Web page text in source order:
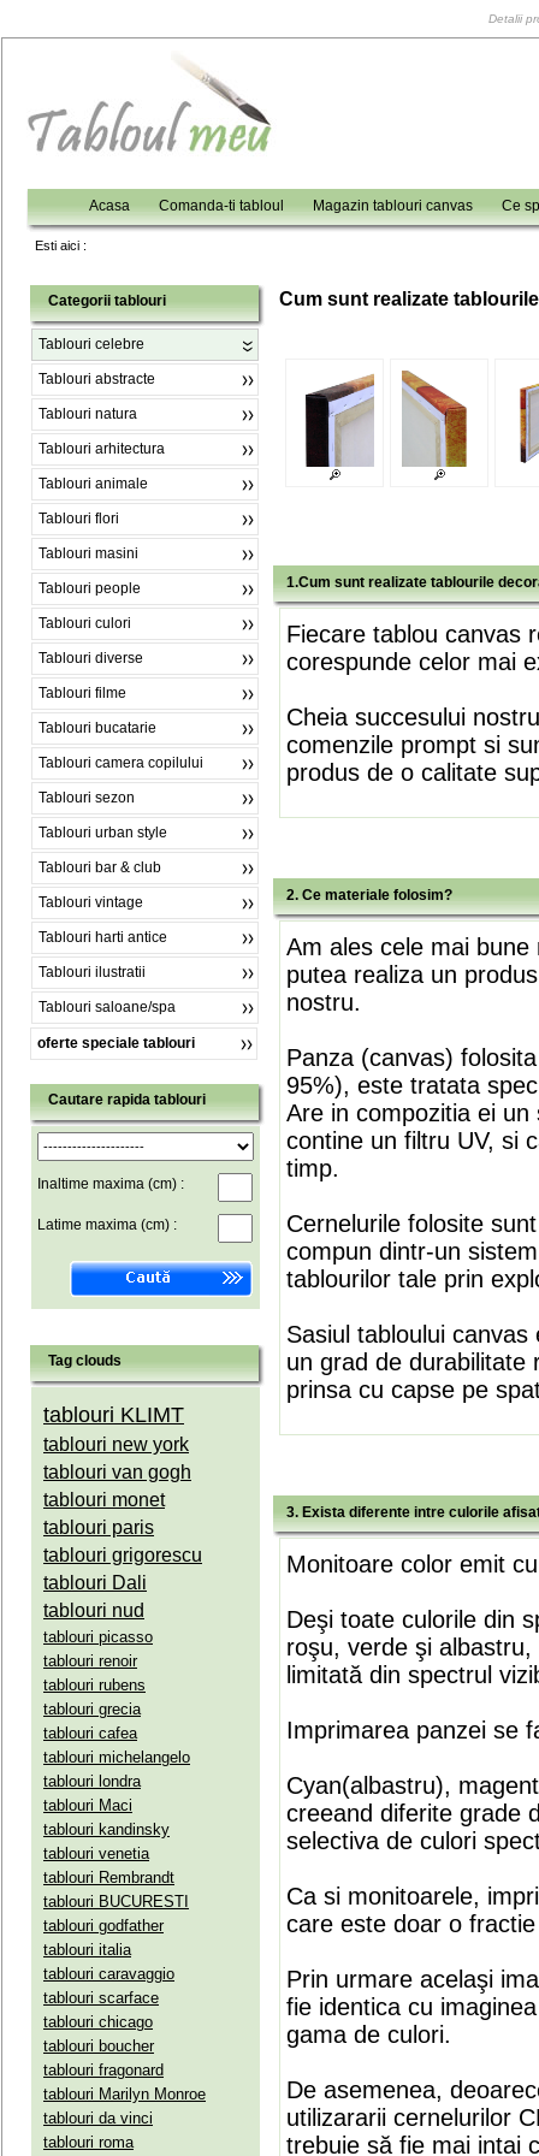
Detalii
Acasa Comanda-ti tabloul Magazin tablouri canvas Ce
Esti aici :
Categorii tablouri
Tablouri celebre
Tablouri abstracte
Tablouri natura
Tablouri arhitectura
Tablouri animale
Tablouri flori
Tablouri masini
Tablouri people
Tablouri culori
Tablouri diverse
Tablouri filme
Tablouri bucatarie
Tablouri camera copilului
Tablouri sezon
Tablouri urban style
Tablouri bar & club
Tablouri vintage
Tablouri harti antice
Tablouri ilustratii
Tablouri saloane/spa
oferte speciale tablouri
Cautare rapida tablouri
Inaltime maxima (cm) :
Latime maxima (cm) :
Tag clouds
tablouri KLIMT
tablouri new york
tablouri van gogh
tablouri monet
tablouri paris
tablouri grigorescu
tablouri Dali
tablouri nud
tablouri picasso
tablouri renoir
tablouri rubens
tablouri grecia
tablouri cafea
tablouri michelangelo
tablouri londra
tablouri Maci
tablouri kandinsky
tablouri venetia
tablouri Rembrandt
tablouri BUCURESTI
tablouri godfather
tablouri italia
tablouri caravaggio
tablouri scarface
tablouri chicago
tablouri boucher
tablouri fragonard
tablouri Marilyn Monroe
tablouri da vinci
tablouri roma
Cum sunt realizate
1.Cum sunt realizate tablourile
Fiecare tablou canvas
corespunde celor mai
Cheia succesului
comenzile prompt si
produs de o calitate
2. Ce materiale folosim?
Am ales cele mai
putea realiza un
nostru.
Panza (canvas)
95%), este tratata
Are in compozitia ei
contine un filtru UV, si
timp.
Cernelurile folosite
compun dintr-un
tablourilor tale prin
Sasiul tabloului
un grad de durabilitate
prinsa cu capse pe
3. Exista diferente intre culorile
Monitoare color emit
Deşi toate culorile din
roşu, verde şi
limitată din spectrul
Imprimarea panzei se
Cyan(albastru),
creeand diferite grade
selectiva de culori
Ca si monitoarele,
care este doar o
Prin urmare acelaşi
fie identica cu
gama de culori.
De asemenea,
utilizararii cernelurilor
trebuie să fie mai intai